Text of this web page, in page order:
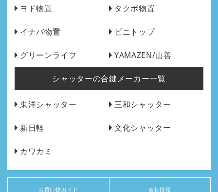
ヨド物置 タクボ物置
イナバ物置 ビニトップ
グリーンライフ YAMAZEN/山善
シャッターの合鍵メーカー一覧
東洋シャッター 三和シャッター
新日軽 文化シャッター
カワカミ
お買い物ガイド 会社情報